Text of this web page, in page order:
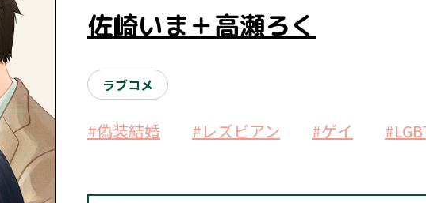
佐崎いま＋高瀬ろく
ラブコメ
#偽装結婚 #レズビアン #ゲイ